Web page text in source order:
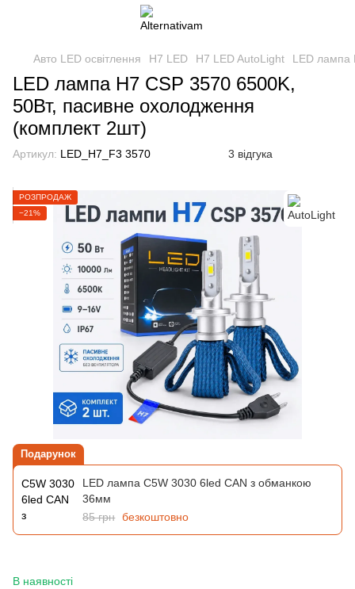
Авто LED освітлення H7 LED H7 LED AutoLight LED лампа
LED лампа H7 CSP 3570 6500K,
50Вт, пасивне охолодження
(комплект 2шт)
Артикул: LED_H7_F3 3570 3 відгука
РОЗПРОДАЖ
−21%
Подарунок
LED лампа C5W 3030 6led CAN з обманкою
36мм
85 грн безкоштовно
В наявності